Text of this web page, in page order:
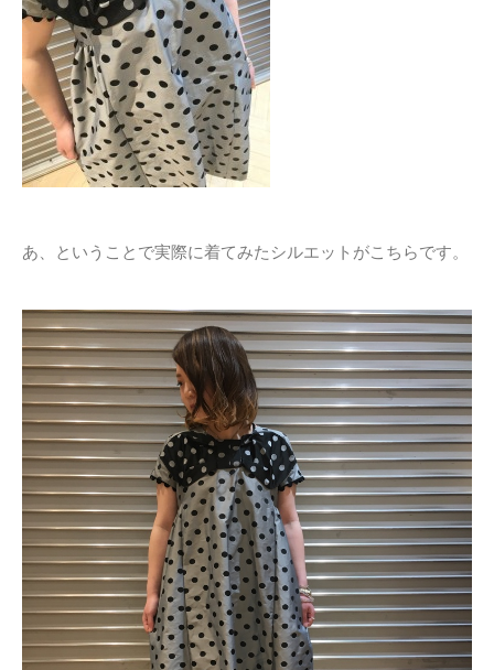
あ、ということで実際に着てみたシルエットがこちらです。